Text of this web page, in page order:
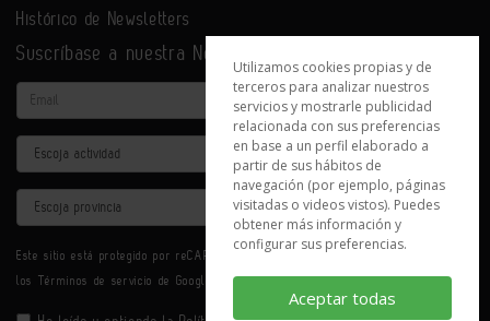
Histórico de Newsletters
Suscríbase a nuestra Newsletter
Email
Actividad
Provincia
Este sitio está protegido por reCAPTCHA y se aplican la
los Términos de servicio de Google.
Utilizamos cookies propias y de
terceros para analizar nuestros
servicios y mostrarle publicidad
relacionada con sus preferencias
en base a un perfil elaborado a
partir de sus hábitos de
navegación (por ejemplo, páginas
visitadas o videos vistos). Puedes
obtener más información y
configurar sus preferencias.
Aceptar todas